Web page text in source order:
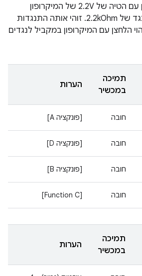
כאשר לוחצים על לחצן עם הטיה של 2.2V של המיקרופון
שמופעלת באמצעות נגד של 2.2kOhm. זוהי אותה התנגדות
הלחצן עם המיקרופון במקביל לנגדים
תמיכה
במכשיר
הערות
חובה [פונקציה A]
חובה [פונקציה D]
חובה [פונקציה B]
חובה [Function C]
תמיכה
במכשיר
הערות